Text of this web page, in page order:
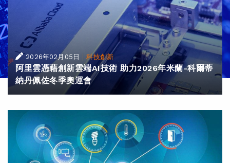
2026年02月05日 |科技創新
阿里雲憑藉創新雲端AI技術 助力2026年米蘭-科爾蒂
納丹佩佐冬季奧運會